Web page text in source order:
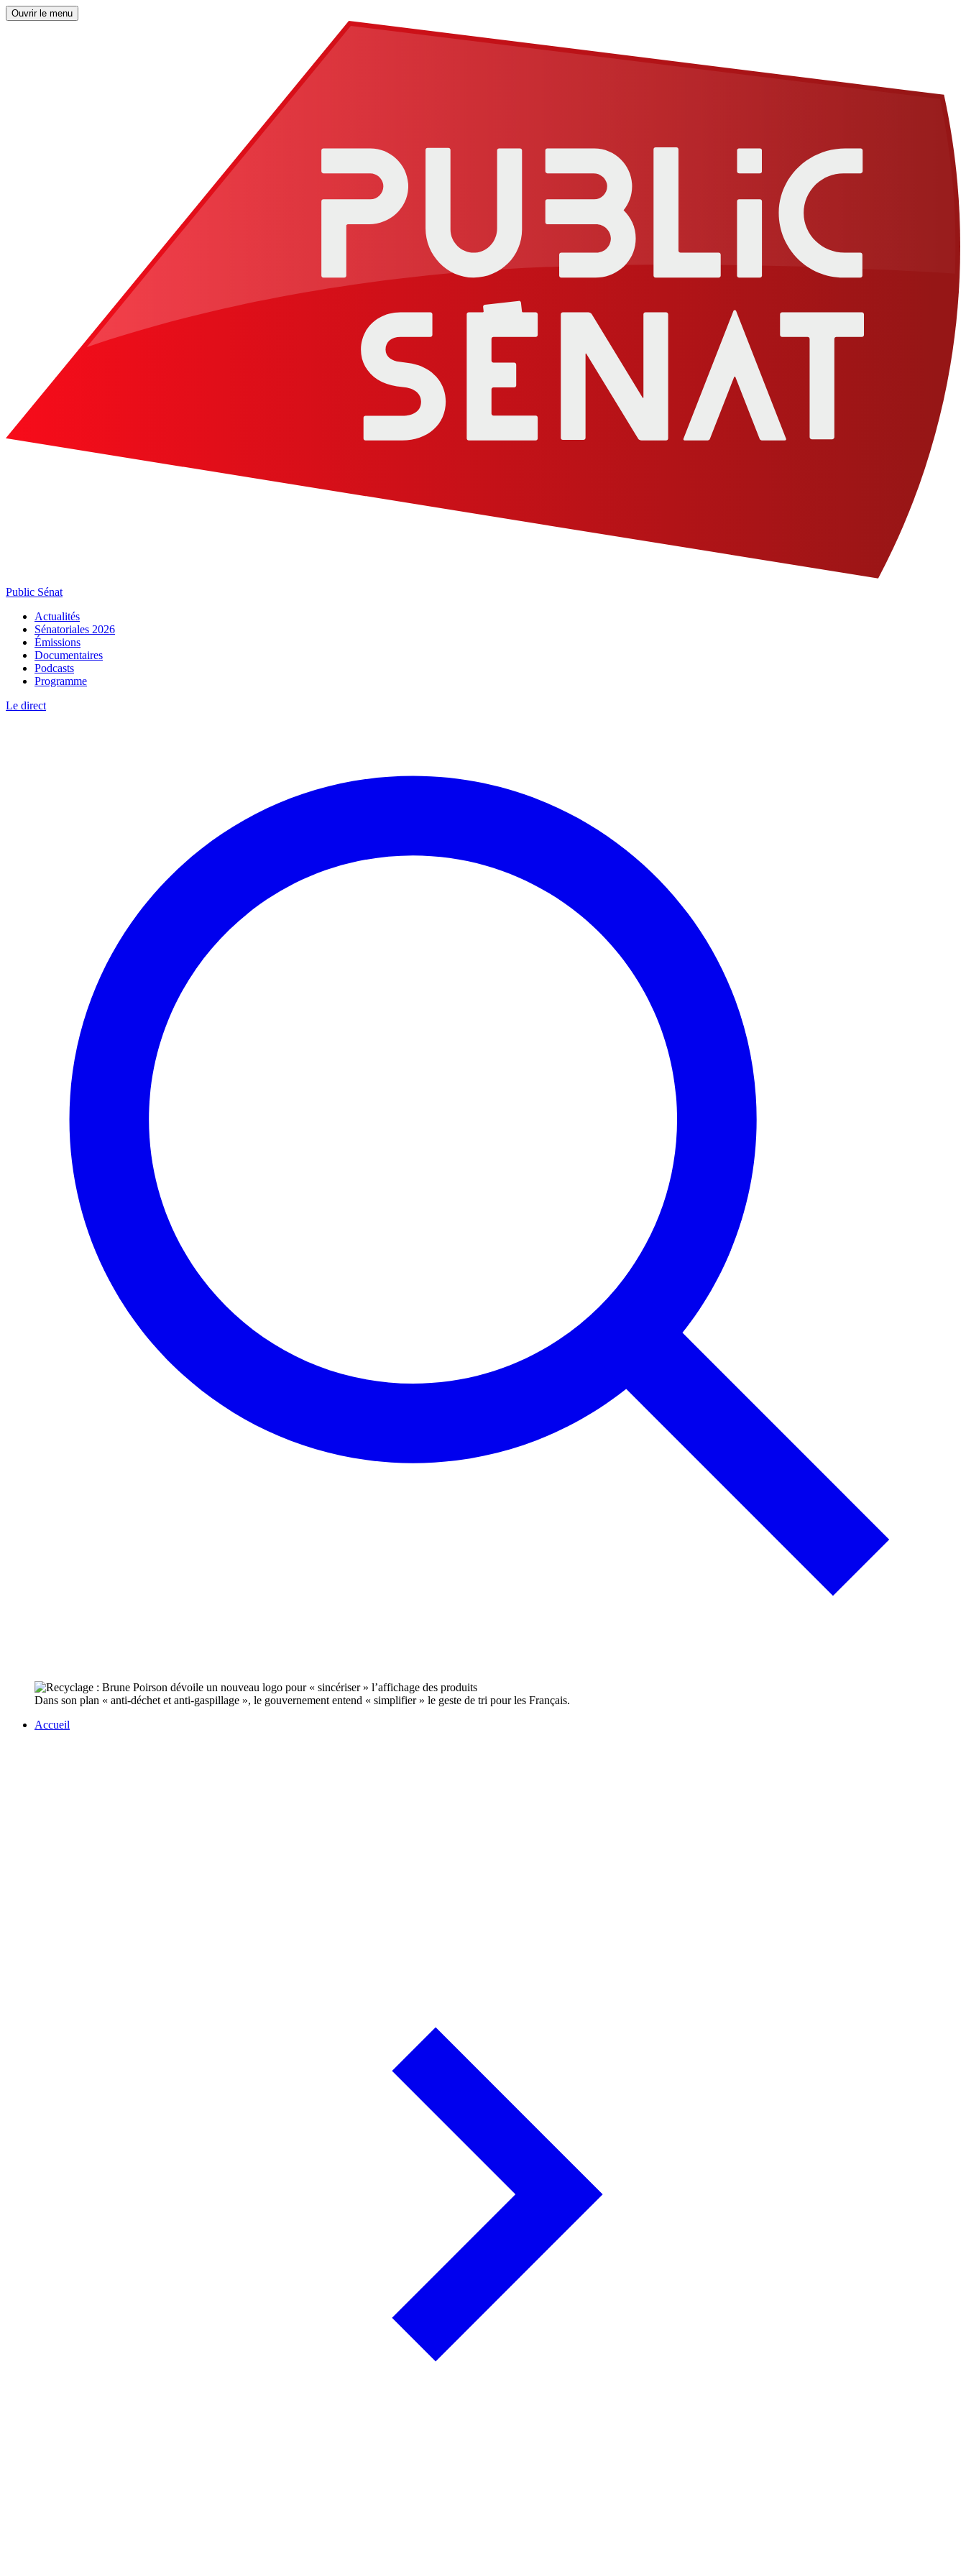
Ouvrir le menu
Public Sénat
Actualités
Sénatoriales 2026
Émissions
Documentaires
Podcasts
Programme
Le direct
Dans son plan « anti-déchet et anti-gaspillage », le gouvernement entend « simplifier » le geste de tri pour les Français.
Accueil